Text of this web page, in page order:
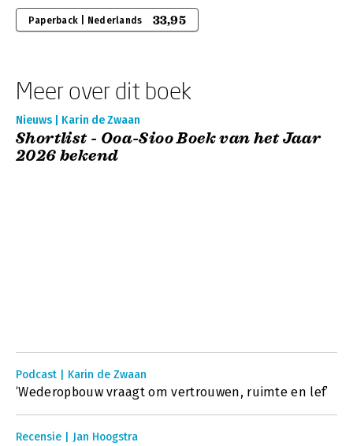
Paperback | Nederlands 33,95
Meer over dit boek
Nieuws | Karin de Zwaan
Shortlist - Ooa-Sioo Boek van het Jaar
2026 bekend
Podcast | Karin de Zwaan
‘Wederopbouw vraagt om vertrouwen, ruimte en lef’
Recensie | Jan Hoogstra